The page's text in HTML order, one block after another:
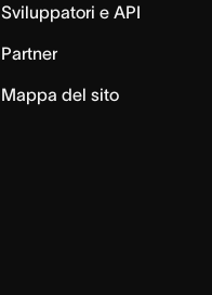
Sviluppatori e API
Partner
Mappa del sito